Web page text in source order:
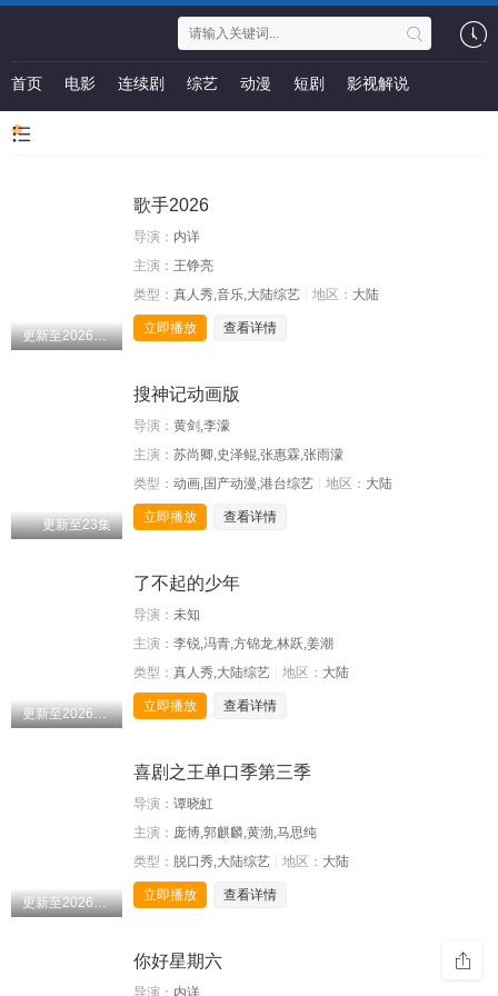
首页 电影 连续剧 综艺 动漫 短剧 影视解说
更新至20260808期
歌手2026
导演： 内详
主演： 王铮亮
类型： 真人秀,音乐,大陆综艺 地区： 大陆
立即播放 查看详情
更新至23集
搜神记动画版
导演： 黄剑,李濛
主演： 苏尚卿,史泽鲲,张惠霖,张雨濛
类型： 动画,国产动漫,港台综艺 地区： 大陆
立即播放 查看详情
更新至20260809期
了不起的少年
导演： 未知
主演： 李锐,冯青,方锦龙,林跃,姜潮
类型： 真人秀,大陆综艺 地区： 大陆
立即播放 查看详情
更新至20260809期
喜剧之王单口季第三季
导演： 谭晓虹
主演： 庞博,郭麒麟,黄渤,马思纯
类型： 脱口秀,大陆综艺 地区： 大陆
立即播放 查看详情
你好星期六
导演： 内详